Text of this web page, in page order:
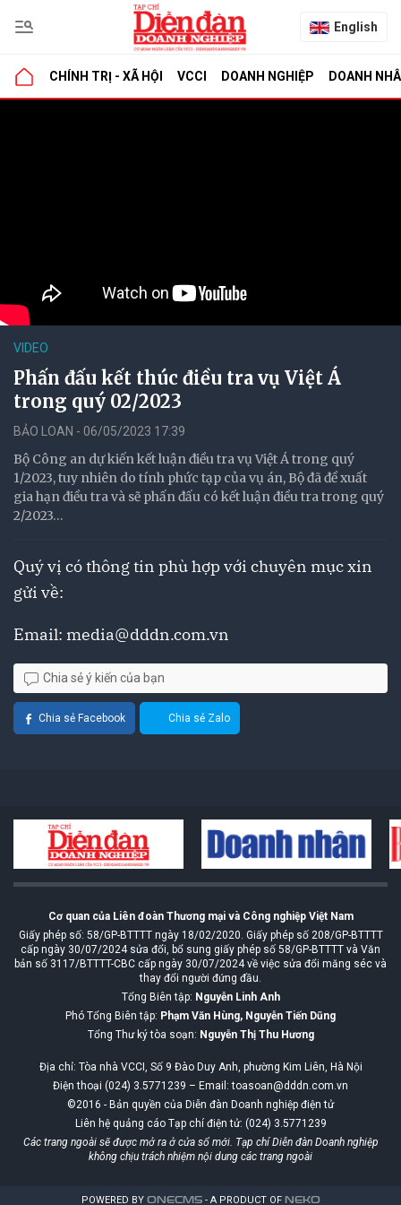
English
CHÍNH TRỊ - XÃ HỘI VCCI DOANH NGHIỆP DOANH
VIDEO
Phấn đấu kết thúc điều tra vụ Việt Á
trong quý 02/2023
BẢO LOAN - 06/05/2023 17:39
Bộ Công an dự kiến kết luận điều tra vụ Việt Á trong quý
1/2023, tuy nhiên do tính phức tạp của vụ án, Bộ đã đề xuất
gia hạn điều tra và sẽ phấn đấu có kết luận điều tra trong quý
2/2023…
Quý vị có thông tin phù hợp với chuyên mục xin
gửi về:
Email: media@dddn.com.vn
Chia sẻ ý kiến của bạn
Chia sẻ Facebook Chia sẻ Zalo
Cơ quan của Liên đoàn Thương mại và Công nghiệp Việt Nam
Giấy phép số: 58/GP-BTTTT ngày 18/02/2020. Giấy phép số 208/GP-BTTTT
cấp ngày 30/07/2024 sửa đổi, bổ sung giấy phép số 58/GP-BTTTT và Văn
bản số 3117/BTTTT-CBC cấp ngày 30/07/2024 về việc sửa đổi măng séc và
thay đổi người đứng đầu.
Tổng Biên tập: Nguyễn Linh Anh
Phó Tổng Biên tập: Phạm Văn Hùng, Nguyễn Tiến Dũng
Tổng Thư ký tòa soạn: Nguyễn Thị Thu Hương
Địa chỉ: Tòa nhà VCCI, Số 9 Đào Duy Anh, phường Kim Liên, Hà Nội
Điện thoại (024) 3.5771239 – Email: toasoan@dddn.com.vn
©2016 - Bản quyền của Diễn đàn Doanh nghiệp điện tử
Liên hệ quảng cáo Tạp chí điện tử: (024) 3.5771239
Các trang ngoài sẽ được mở ra ở cửa sổ mới. Tạp chí Diễn đàn Doanh nghiệp
không chịu trách nhiệm nội dung các trang ngoài
POWERED BY ONECMS- A PRODUCT OF NEKO